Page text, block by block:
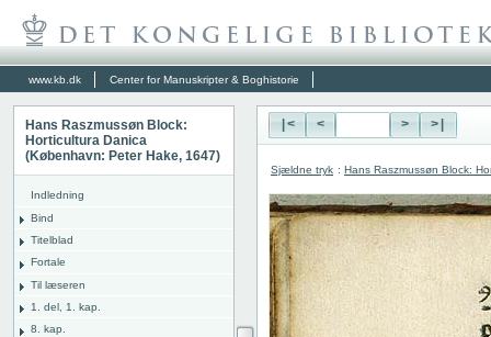
www.kb.dk Center for Manuskripter & Boghistorie
Hans Raszmussøn Block:
Horticultura Danica
(København: Peter Hake, 1647)
Indledning
Bind
Titelblad
Fortale
Til læseren
1. del, 1. kap.
8. kap.
|< < > >|
Sjældne tryk : Hans Raszmussøn Block: